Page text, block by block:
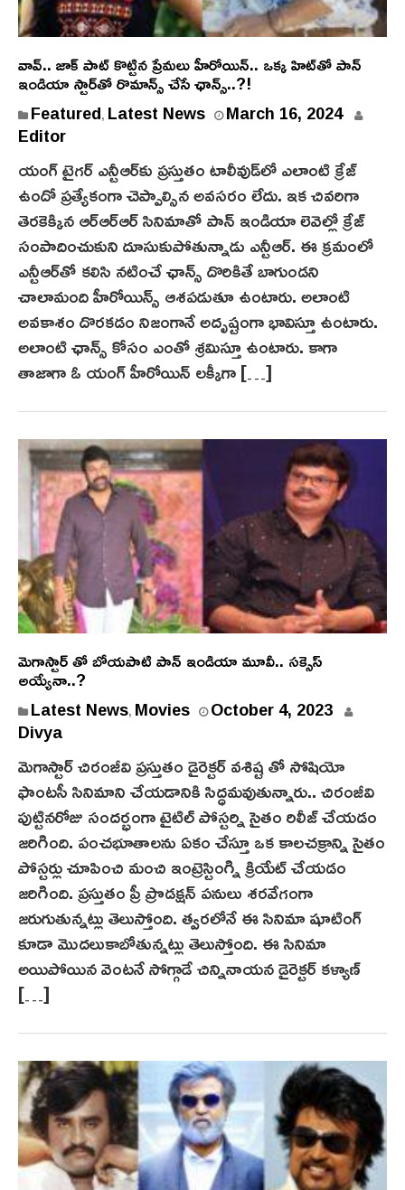
వావ్.. జాక్ పాట్ కొట్టిన ప్రేమ‌లు హీరోయిన్‌.. ఒక్క హిట్‌తో పాన్
ఇండియా స్టార్‌తో రొమాన్స్ చేసే ఛాన్స్..?!
Featured, Latest News March 16, 2024
Editor
యంగ్ టైగర్ ఎన్టీఆర్‌కు ప్రస్తుతం టాలీవుడ్‌లో ఎలాంటి క్రేజ్
ఉందో ప్రత్యేకంగా చెప్పాల్సిన అవసరం లేదు. ఇక చివరిగా
తెరకెక్కిన ఆర్‌ఆర్ఆర్ సినిమాతో పాన్ ఇండియా లెవెల్లో క్రేజ్‌
సంపాదించుకుని దూసుకుపోతున్నాడు ఎన్టీఆర్. ఈ క్రమంలో
ఎన్టీఆర్‌తో కలిసి నటించే ఛాన్స్ దొరికితే బాగుండని
చాలామంది హీరోయిన్స్ ఆశపడుతూ ఉంటారు. అలాంటి
అవకాశం దొరకడం నిజంగానే అదృష్టంగా భావిస్తూ ఉంటారు.
అలాంటి ఛాన్స్ కోసం ఎంతో శ్రమిస్తూ ఉంటారు. కాగా
తాజాగా ఓ యంగ్‌ హీరోయిన్ లక్కీగా […]
మెగాస్టార్ తో బోయపాటి పాన్ ఇండియా మూవీ.. సక్సెస్
అయ్యేనా..?
Latest News, Movies October 4, 2023
Divya
మెగాస్టార్ చిరంజీవి ప్రస్తుతం డైరెక్టర్ వశిష్ట తో సోషియో
ఫాంటసీ సినిమాని చేయడానికి సిద్ధమవుతున్నారు.. చిరంజీవి
పుట్టినరోజు సందర్భంగా టైటిల్ పోస్టర్ని సైతం రిలీజ్ చేయడం
జరిగింది. పంచభూతాలను ఏకం చేస్తూ ఒక కాలచక్రాన్ని సైతం
పోస్టర్లు చూపించి మంచి ఇంట్రెస్టింగ్ని క్రియేట్ చేయడం
జరిగింది. ప్రస్తుతం ప్రీ ప్రొడక్షన్ పనులు శరవేగంగా
జరుగుతున్నట్లు తెలుస్తోంది. త్వరలోనే ఈ సినిమా షూటింగ్
కూడా మొదలుకాబోతున్నట్లు తెలుస్తోంది. ఈ సినిమా
అయిపోయిన వెంటనే సోగ్గాడే చిన్నినాయన డైరెక్టర్ కళ్యాణ్
[…]